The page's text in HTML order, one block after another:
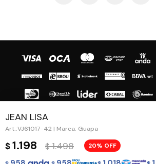
JEAN LISA
VJ61017-42 | Marca: Guapa
$1.198 $ 1.498 20